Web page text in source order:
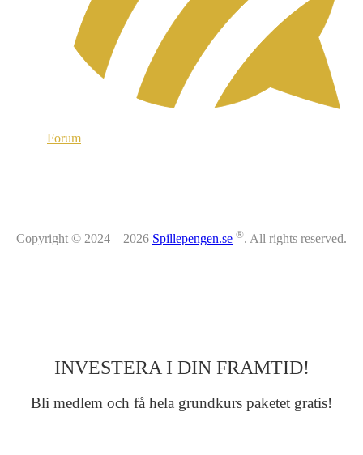
Forum
Copyright © 2024 – 2026 Spillepengen.se ®. All rights reserved.
INVESTERA I DIN FRAMTID!
Bli medlem och få hela grundkurs paketet gratis!